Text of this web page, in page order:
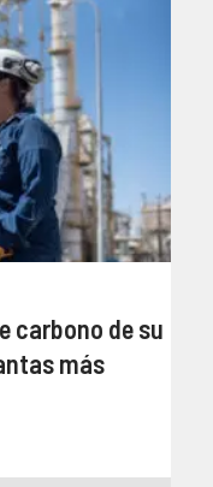
carbono de su
más